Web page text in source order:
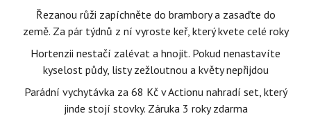
Řezanou růži zapíchněte do brambory a zasaďte do
země. Za pár týdnů z ní vyroste keř, který kvete celé roky
Hortenzii nestačí zalévat a hnojit. Pokud nenastavíte
kyselost půdy, listy zežloutnou a květy nepřijdou
Parádní vychytávka za 68 Kč v Actionu nahradí set, který
jinde stojí stovky. Záruka 3 roky zdarma